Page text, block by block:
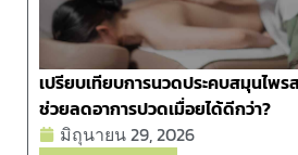
เปรียบเทียบการนวดประคบสมุนไพ
ช่วยลดอาการปวดเมื่อยได้ดีกว่า?
มิถุนายน 29, 2026